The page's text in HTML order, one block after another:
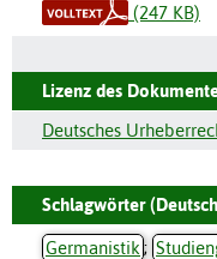
(247 KB)
Lizenz des
Deutsches
Schlagwörter
Germanistik ;